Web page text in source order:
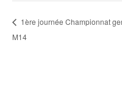
1ère journée Championnat
M14